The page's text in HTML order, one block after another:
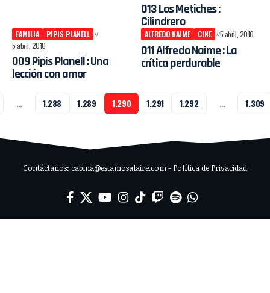
013 Los Metiches :
Cilindrero
FAMILIA
PIPIS PLANELL
5 abril, 2010
009 Pipis Planell : Una
lección con amor
ALFREDO NAIME CINE 5 abril, 2010
011 Alfredo Naime : La
crítica perdurable
… 1.288 1.289 1.290 1.291 1.292 … 1.309
Contáctanos: cabina@estamosalaire.com - Política de Privacidad